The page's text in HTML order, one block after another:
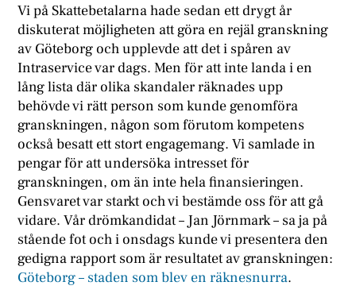
Vi på Skattebetalarna hade sedan ett drygt år
diskuterat möjligheten att göra en rejäl granskning
av Göteborg och upplevde att det i spåren av
Intraservice var dags. Men för att inte landa i en
lång lista där olika skandaler räknades upp
behövde vi rätt person som kunde genomföra
granskningen, någon som förutom kompetens
också besatt ett stort engagemang. Vi samlade in
pengar för att undersöka intresset för
granskningen, om än inte hela finansieringen.
Gensvaret var starkt och vi bestämde oss för att gå
vidare. Vår drömkandidat – Jan Jörnmark – sa ja på
stående fot och i onsdags kunde vi presentera den
gedigna rapport som är resultatet av granskningen:
Göteborg – staden som blev en räknesnurra.